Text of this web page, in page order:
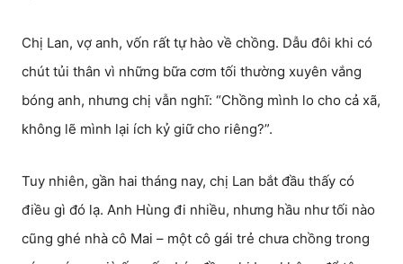
Chị Lan, vợ anh, vốn rất tự hào về chồng. Dẫu đôi khi có
chút tủi thân vì những bữa cơm tối thường xuyên vắng
bóng anh, nhưng chị vẫn nghĩ: “Chồng mình lo cho cả xã,
không lẽ mình lại ích kỷ giữ cho riêng?”.
Tuy nhiên, gần hai tháng nay, chị Lan bắt đầu thấy có
điều gì đó lạ. Anh Hùng đi nhiều, nhưng hầu như tối nào
cũng ghé nhà cô Mai – một cô gái trẻ chưa chồng trong